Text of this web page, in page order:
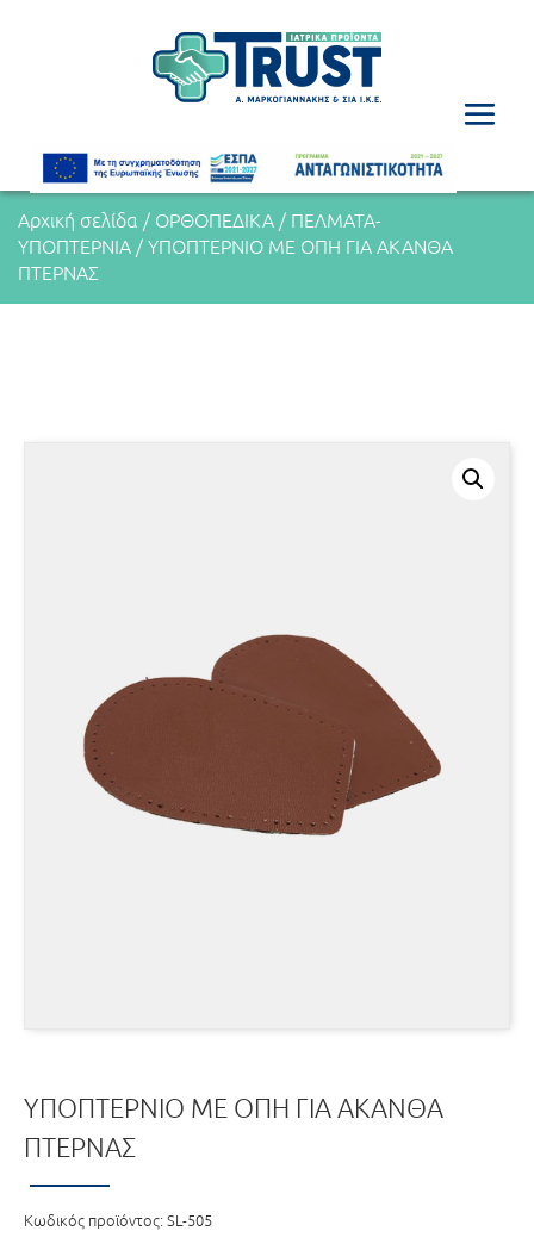
Αρχική σελίδα / ΟΡΘΟΠΕΔΙΚΑ / ΠΕΛΜΑΤΑ-
ΥΠΟΠΤΕΡΝΙΑ / ΥΠΟΠΤΕΡΝΙΟ ΜΕ ΟΠΗ ΓΙΑ ΑΚΑΝΘΑ
ΠΤΕΡΝΑΣ
ΥΠΟΠΤΕΡΝΙΟ ΜΕ ΟΠΗ ΓΙΑ ΑΚΑΝΘΑ
ΠΤΕΡΝΑΣ
Κωδικός προϊόντος: SL-505